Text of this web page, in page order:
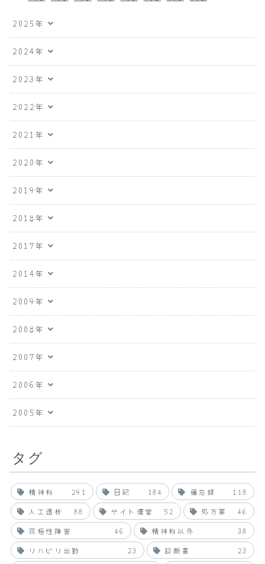
2025年
2024年
2023年
2022年
2021年
2020年
2019年
2018年
2017年
2014年
2009年
2008年
2007年
2006年
2005年
タグ
精神科 291 日記 184 備忘録
118
人工透析
88 サイト運営 52 処方薬
46
双極性障害
46 精神科以外
38
リハビリ出勤
23 診断書 23